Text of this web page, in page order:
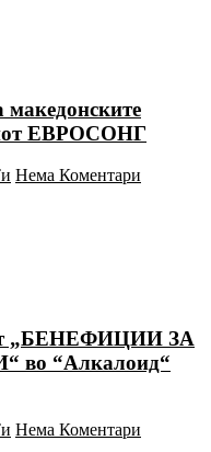
македонските
ЕВРОСОНГ
Нема Коментари
„БЕНЕФИЦИИ ЗА
“Алкалоид“
Нема Коментари